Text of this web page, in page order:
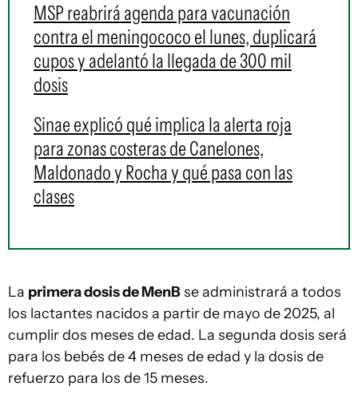
MSP reabrirá agenda para vacunación
contra el meningococo el lunes, duplicará
cupos y adelantó la llegada de 300 mil
dosis
Sinae explicó qué implica la alerta roja
para zonas costeras de Canelones,
Maldonado y Rocha y qué pasa con las
clases
La primera dosis de MenBse administrará a todos
los lactantes nacidos a partir de mayo de 2025, al
cumplir dos meses de edad. La segunda dosis será
para los bebés de 4 meses de edad y la dosis de
refuerzo para los de 15 meses.